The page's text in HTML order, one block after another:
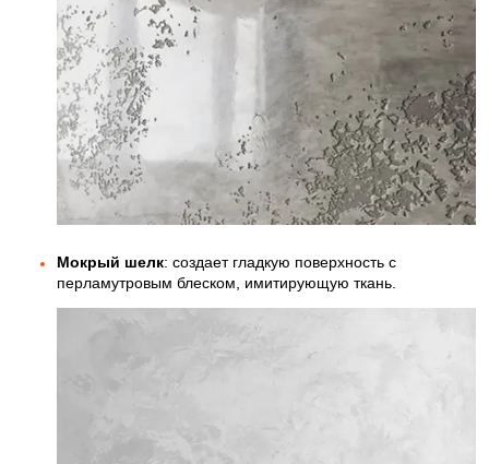
Мокрый шелк: создает гладкую поверхность с
перламутровым блеском, имитирующую ткань.